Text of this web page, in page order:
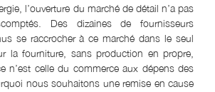
l’ouverture du marché de détail n’a pas
Des dizaines de fournisseurs
se raccrocher à ce marché dans le seul
la fourniture, sans production en propre,
n’est celle du commerce aux dépens des
nous souhaitons une remise en cause